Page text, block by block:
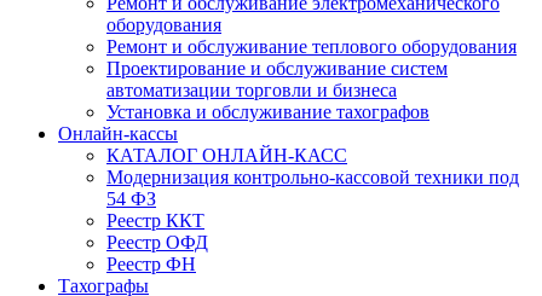
оборудования
Ремонт и обслуживание теплового оборудования
Проектирование и обслуживание систем
автоматизации торговли и бизнеса
Установка и обслуживание тахографов
Онлайн-кассы
КАТАЛОГ ОНЛАЙН-КАСС
Модернизация контрольно-кассовой техники под
54 ФЗ
Реестр ККТ
Реестр ОФД
Реестр ФН
Тахографы